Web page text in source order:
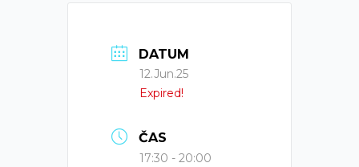
DATUM
12.Jun.25
Expired!
ČAS
17:30 - 20:00